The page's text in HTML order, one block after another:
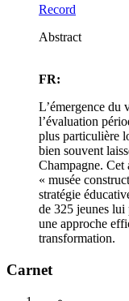
Record
Abstract
FR:
L’émergence du
l’évaluation
plus particulière
bien souvent
Champagne. Cet
« musée
stratégie
de 325 jeunes lui
une approche
transformation.
Carnet